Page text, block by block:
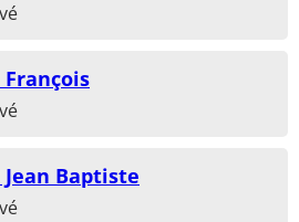
Baptiste